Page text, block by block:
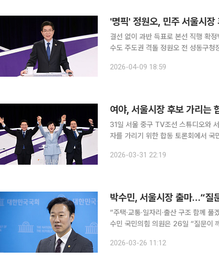
'명픽' 정원오, 민주 서울시
결선 없이 과반 득표로 본선 직행 확
수도 주도권 격돌 정원오 전 성동구청장이 6·3 지방선거 더불어민주당 서울시장 후보로 낙점됐다.
확보한 것으로, 민주당의 수도 탈환
2026-04-09 18:59
여야, 서울시장 후보 가리는
31일 서울 중구 TV조선 스튜디오와 서울 마포구 상암동 MBC 신사옥에서 각각 열린 서울시장 후보
자를 가리기 위한 합동 토론회에서
2026-03-31 22:19
박수민, 서울시장 출마…“질
“주택·교통·일자리·출산 구조 함께
수민 국민의힘 의원은 26일 “질문이
문으로 가득 찬 도시이고, 이 질문들
2026-03-26 11:12